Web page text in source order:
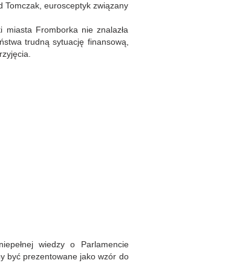
Tomczak, eurosceptyk związany
miasta Fromborka nie znalazła
trudną sytuację finansową,
wiedzy o Parlamencie
być prezentowane jako wzór do